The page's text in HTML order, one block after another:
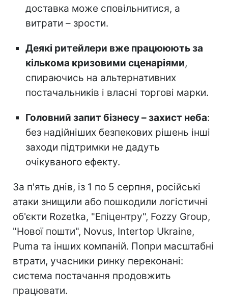
доставка може сповільнитися, а
витрати – зрости.
Деякі ритейлери вже працююють за
кількома кризовими сценаріями,
спираючись на альтернативних
постачальників і власні торгові марки.
Головний запит бізнесу – захист неба:
без надійніших безпекових рішень інші
заходи підтримки не дадуть
очікуваного ефекту.
За п'ять днів, із 1 по 5 серпня, російські
атаки знищили або пошкодили логістичні
об'єкти Rozetka, "Епіцентру", Fozzy Group,
"Нової пошти", Novus, Intertop Ukraine,
Puma та інших компаній. Попри масштабні
втрати, учасники ринку переконані:
система постачання продовжить
працювати.